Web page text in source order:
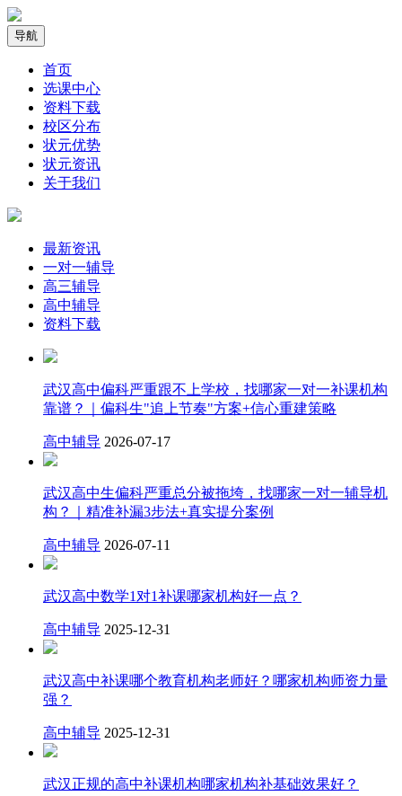
导航
首页
选课中心
资料下载
校区分布
状元优势
状元资讯
关于我们
最新资讯
一对一辅导
高三辅导
高中辅导
资料下载
武汉高中偏科严重跟不上学校，找哪家一对一补课机构
靠谱？｜偏科生"追上节奏"方案+信心重建策略
高中辅导 2026-07-17
武汉高中生偏科严重总分被拖垮，找哪家一对一辅导机
构？｜精准补漏3步法+真实提分案例
高中辅导 2026-07-11
武汉高中数学1对1补课哪家机构好一点？
高中辅导 2025-12-31
武汉高中补课哪个教育机构老师好？哪家机构师资力量
强？
高中辅导 2025-12-31
武汉正规的高中补课机构哪家机构补基础效果好？